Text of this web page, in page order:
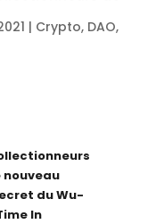
| Crypto, DAO,
nouveau
du Wu-
In